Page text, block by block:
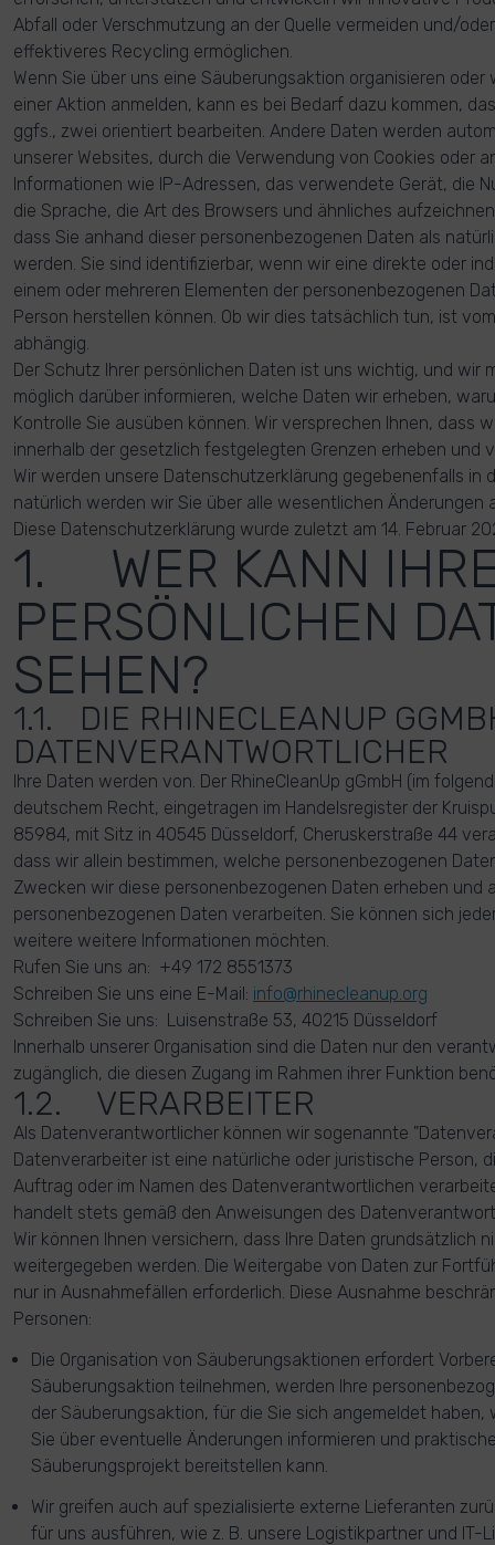
Abfall oder Verschmutzung an der Quelle vermeiden und/
effektiveres Recycling ermöglichen.
Wenn Sie über uns eine Säuberungsaktion organisieren oder
einer Aktion anmelden, kann es bei Bedarf dazu kommen,
ggfs., zwei orientiert bearbeiten. Andere Daten werden
unserer Websites, durch die Verwendung von Cookies oder
Informationen wie IP-Adressen, das verwendete Gerät, die
die Sprache, die Art des Browsers und ähnliches
dass Sie anhand dieser personenbezogenen Daten als
werden. Sie sind identifizierbar, wenn wir eine direkte oder
einem oder mehreren Elementen der personenbezogenen
Person herstellen können. Ob wir dies tatsächlich tun, ist
abhängig.
Der Schutz Ihrer persönlichen Daten ist uns wichtig, und wir
möglich darüber informieren, welche Daten wir erheben,
Kontrolle Sie ausüben können. Wir versprechen Ihnen, dass
innerhalb der gesetzlich festgelegten Grenzen erheben und
Wir werden unsere Datenschutzerklärung gegebenenfalls in
natürlich werden wir Sie über alle wesentlichen Änderungen
Diese Datenschutzerklärung wurde zuletzt am 14. Februar
1. WER KANN
PERSÖNLICHEN
SEHEN?
1.1. DIE RHINECLEANUP
DATENVERANTWORTLICHER
Ihre Daten werden von. Der RhineCleanUp gGmbH (im
deutschem Recht, eingetragen im Handelsregister der
85984, mit Sitz in 40545 Düsseldorf, Cheruskerstraße 44
dass wir allein bestimmen, welche personenbezogenen
Zwecken wir diese personenbezogenen Daten erheben und
personenbezogenen Daten verarbeiten. Sie können sich
weitere weitere Informationen möchten.
Rufen Sie uns an: +49 172 8551373
Schreiben Sie uns eine E-Mail: info@rhinecleanup.org
Schreiben Sie uns: Luisenstraße 53, 40215 Düsseldorf
Innerhalb unserer Organisation sind die Daten nur den
zugänglich, die diesen Zugang im Rahmen ihrer Funktion
1.2. VERARBEITER
Als Datenverantwortlicher können wir sogenannte
Datenverarbeiter ist eine natürliche oder juristische Person,
Auftrag oder im Namen des Datenverantwortlichen
handelt stets gemäß den Anweisungen des
Wir können Ihnen versichern, dass Ihre Daten grundsätzlich
weitergegeben werden. Die Weitergabe von Daten zur
nur in Ausnahmefällen erforderlich. Diese Ausnahme
Personen:
Die Organisation von Säuberungsaktionen erfordert
Säuberungsaktion teilnehmen, werden Ihre
der Säuberungsaktion, für die Sie sich angemeldet
Sie über eventuelle Änderungen informieren und
Säuberungsprojekt bereitstellen kann.
Wir greifen auch auf spezialisierte externe Lieferanten
für uns ausführen, wie z. B. unsere Logistikpartner und IT-